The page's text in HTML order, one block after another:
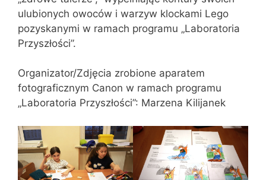
ulubionych owoców i warzyw klockami Lego
pozyskanymi w ramach programu „Laboratoria
Przyszłości”.
Organizator/Zdjęcia zrobione aparatem
fotograficznym Canon w ramach programu
„Laboratoria Przyszłości”: Marzena Kilijanek